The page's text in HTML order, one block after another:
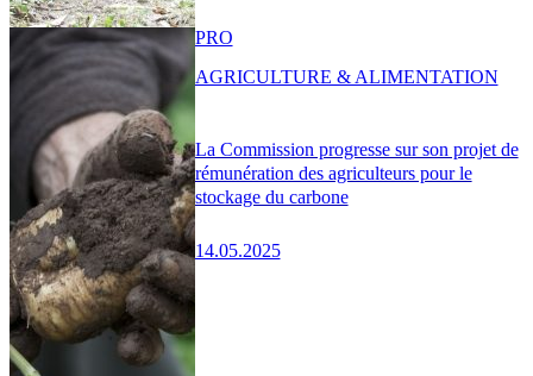
La Commission progresse sur son projet de
rémunération des agriculteurs pour le
stockage du carbone
14.05.2025
PRO
AGRICULTURE & ALIMENTATION